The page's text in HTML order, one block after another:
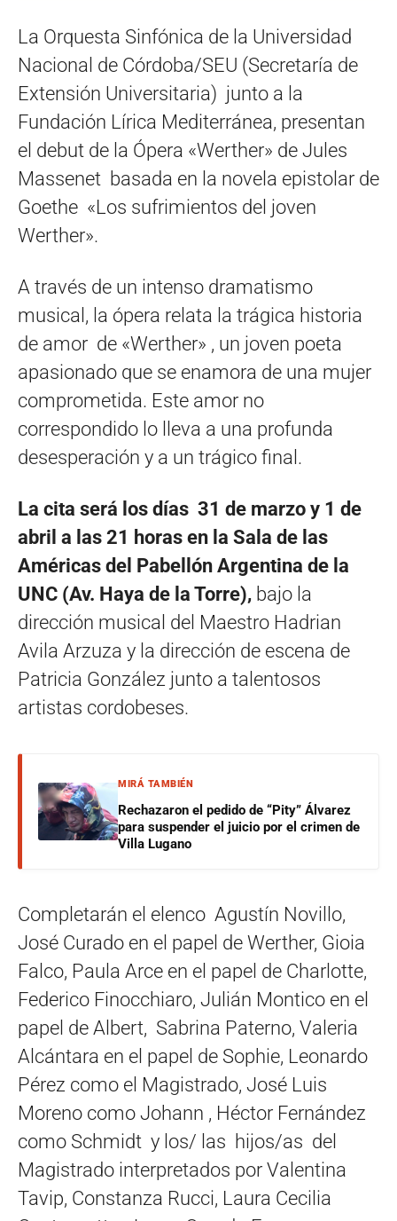
La Orquesta Sinfónica de la Universidad
Nacional de Córdoba/SEU (Secretaría de
Extensión Universitaria) junto a la
Fundación Lírica Mediterránea, presentan
el debut de la Ópera «Werther» de Jules
Massenet basada en la novela epistolar de
Goethe «Los sufrimientos del joven
Werther».
A través de un intenso dramatismo
musical, la ópera relata la trágica historia
de amor de «Werther» , un joven poeta
apasionado que se enamora de una mujer
comprometida. Este amor no
correspondido lo lleva a una profunda
desesperación y a un trágico final.
La cita será los días 31 de marzo y 1 de
abril a las 21 horas en la Sala de las
Américas del Pabellón Argentina de la
UNC (Av. Haya de la Torre), bajo la
dirección musical del Maestro Hadrian
Avila Arzuza y la dirección de escena de
Patricia González junto a talentosos
artistas cordobeses.
MIRÁ TAMBIÉN
Rechazaron el pedido de “Pity” Álvarez
para suspender el juicio por el crimen de
Villa Lugano
Completarán el elenco Agustín Novillo,
José Curado en el papel de Werther, Gioia
Falco, Paula Arce en el papel de Charlotte,
Federico Finocchiaro, Julián Montico en el
papel de Albert, Sabrina Paterno, Valeria
Alcántara en el papel de Sophie, Leonardo
Pérez como el Magistrado, José Luis
Moreno como Johann , Héctor Fernández
como Schmidt y los/ las hijos/as del
Magistrado interpretados por Valentina
Tavip, Constanza Rucci, Laura Cecilia